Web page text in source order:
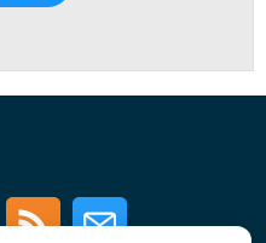
InstagramRSS Newsletter